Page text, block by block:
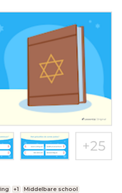
+1
Middelbare school